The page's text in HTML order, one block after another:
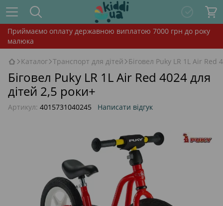
Приймаємо оплату державною виплатою 7000 грн до року
малюка
Каталог Транспорт для дітей Біговел Puky LR 1L Air Red
Біговел Puky LR 1L Air Red 4024 для
дітей 2,5 роки+
Артикул: 4015731040245 Написати відгук